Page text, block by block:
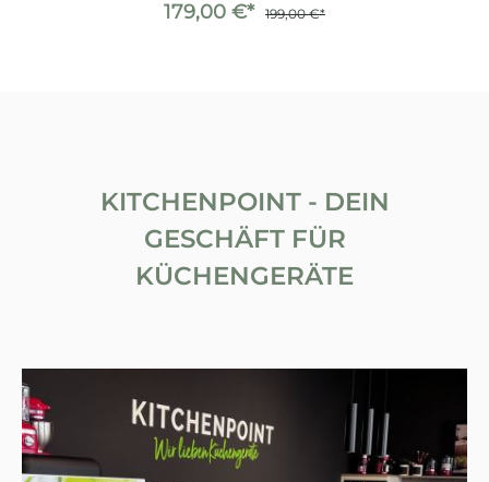
179,00 €* 199,00 €*
KITCHENPOINT - DEIN
GESCHÄFT FÜR
KÜCHENGERÄTE